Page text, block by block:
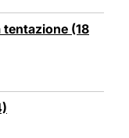
tentazione (18